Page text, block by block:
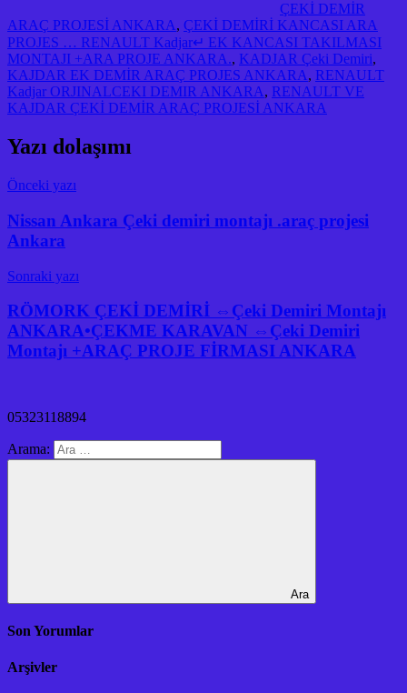
ÇEKİ DEMİR
ARAÇ PROJESİ ANKARA, ÇEKİ DEMİRİ KANCASI ARA
PROJES … RENAULT Kadjar↵ EK KANCASI TAKILMASI
MONTAJI +ARA PROJE ANKARA., KADJAR Çeki Demiri,
KAJDAR EK DEMİR ARAÇ PROJES ANKARA, RENAULT
Kadjar ORJINALCEKI DEMIR ANKARA, RENAULT VE
KAJDAR ÇEKİ DEMİR ARAÇ PROJESİ ANKARA
Yazı dolaşımı
Önceki yazı
Nissan Ankara Çeki demiri montajı .araç projesi
Ankara
Sonraki yazı
RÖMORK ÇEKİ DEMİRİ ⇔Çeki Demiri Montajı
ANKARA•ÇEKME KARAVAN ⇔Çeki Demiri
Montajı +ARAÇ PROJE FİRMASI ANKARA
05323118894
Arama:
Ara
Son Yorumlar
Arşivler